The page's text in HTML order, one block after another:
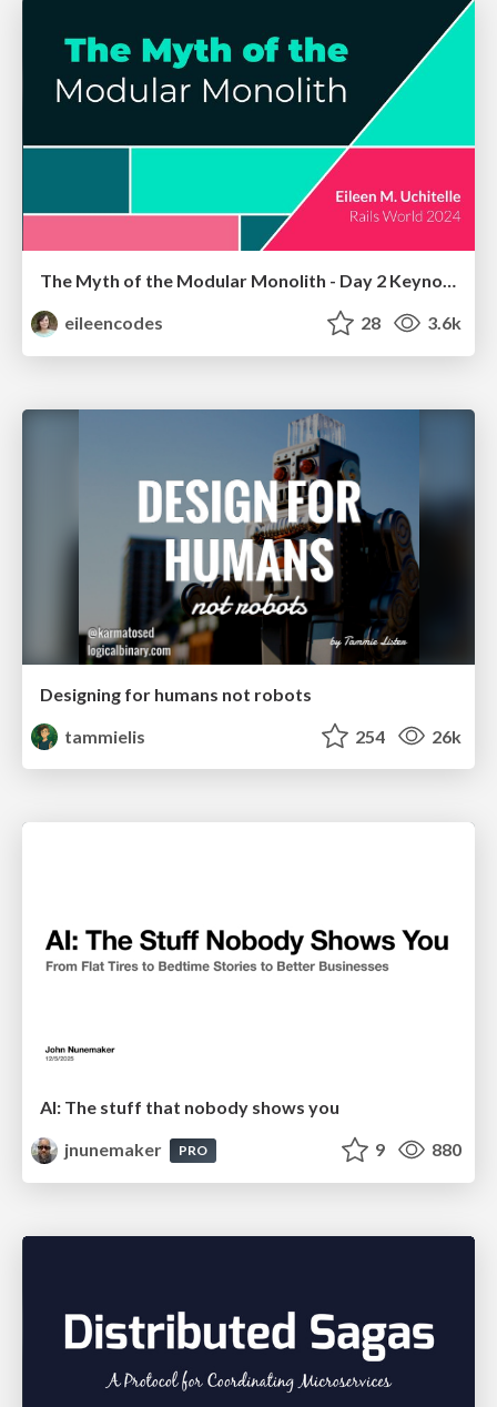
The Myth of the Modular Monolith - Day 2 Keynote - Rails World 2024
eileencodes
28 3.6k
Designing for humans not robots
tammielis
254 26k
AI: The stuff that nobody shows you
jnunemaker
PRO 9 880